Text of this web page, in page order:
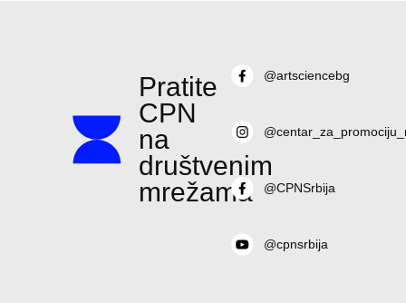
Pratite
CPN
na
društvenim
mrežama
@artsciencebg
@CPNSrbija
@cpnsrbija